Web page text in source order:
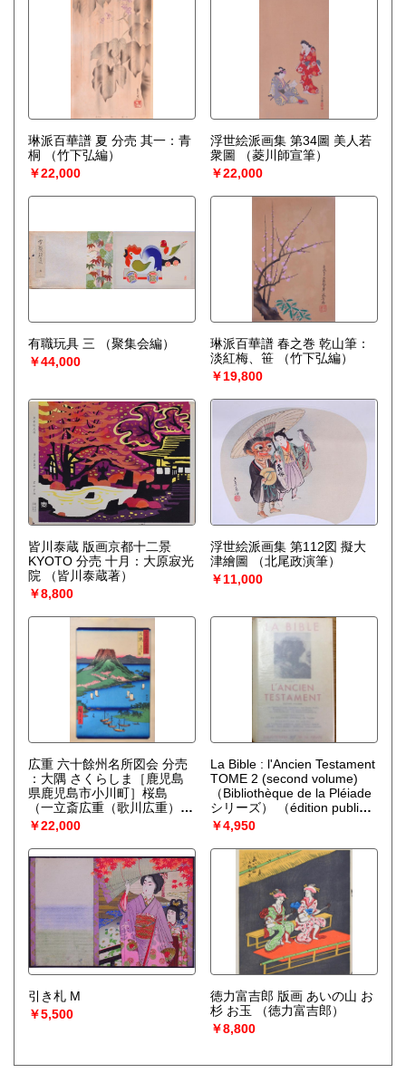
琳派百華譜 夏 分売 其一：青
桐
（竹下弘編）
￥22,000
浮世絵派画集 第34圖 美人若
衆圖
（菱川師宣筆）
￥22,000
有職玩具 三
（聚集会編）
￥44,000
琳派百華譜 春之巻 乾山筆：
淡紅梅、笹
（竹下弘編）
￥19,800
皆川泰蔵 版画京都十二景
KYOTO 分売 十月：大原寂光
院
（皆川泰蔵著）
￥8,800
浮世絵派画集 第112図 擬大
津繪圖
（北尾政演筆）
￥11,000
広重 六十餘州名所図会 分売
：大隅 さくらしま［鹿児島
県鹿児島市小川町］桜島
（一立斎広重（歌川広重）、
歌屋吉左衛門）
￥22,000
La Bible : l'Ancien Testament
TOME 2 (second volume)
（Bibliothèque de la Pléiade
シリーズ）
（édition publiée
sous la direction d'Édouard
Dhorme）
￥4,950
引き札 M
￥5,500
徳力富吉郎 版画 あいの山 お
杉 お玉
（徳力富吉郎）
￥8,800